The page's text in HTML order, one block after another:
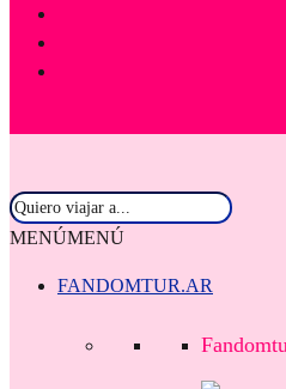
MENÚMENÚ
FANDOMTUR.AR